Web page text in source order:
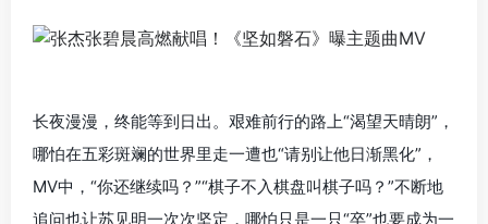
长夜漫漫，终能等到日出。艰难前行的路上“渴望天晴朗”，
哪怕在五彩斑斓的世界里走一遭也“请别让他日渐黑化”，
MV中，“你还继续吗？”“棋子不入棋盘叫棋子吗？”不断地
追问也让苏见明一次次坚定，哪怕只是一只“卒”也要成为一